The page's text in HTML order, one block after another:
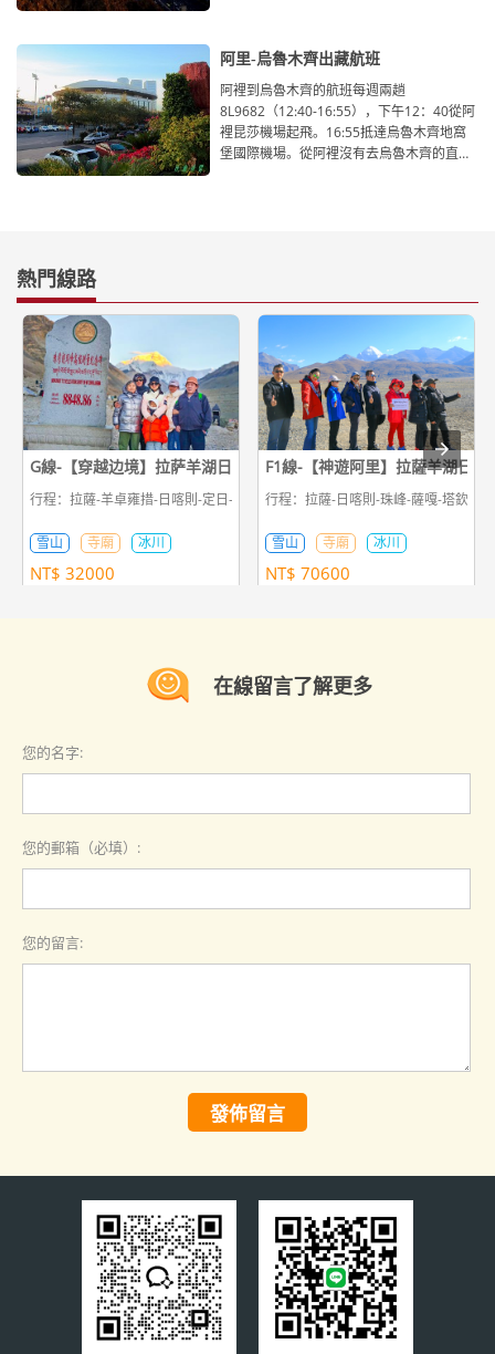
阿里-烏魯木齊出藏航班
阿裡到烏魯木齊的航班每週兩趟
8L9682（12:40-16:55），下午12：40從阿
裡昆莎機場起飛。16:55抵達烏魯木齊地窩
堡國際機場。從阿裡沒有去烏魯木齊的直達
熱門線路
G線-【穿越边境】拉萨羊湖日喀则珠峰吉隆7日游
行程：拉薩-羊卓雍措-日喀則-定日-珠峰-佩枯措-吉隆
雪山 寺廟 冰川
NT$ 32000
F1線-【神遊阿里】拉薩羊湖日
行程：拉薩-日喀則-珠峰-薩嘎-塔欽轉
雪山 寺廟 冰川
NT$ 70600
在線留言了解更多
您的名字:
您的郵箱（必填）:
您的留言:
發佈留言